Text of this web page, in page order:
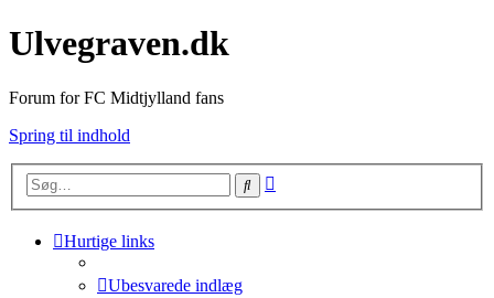
Ulvegraven.dk
Forum for FC Midtjylland fans
Spring til indhold
Søg
Hurtige links
Ubesvarede indlæg